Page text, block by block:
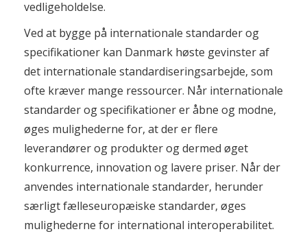
vedligeholdelse.
Ved at bygge på internationale standarder og
specifikationer kan Danmark høste gevinster af
det internationale standardiseringsarbejde, som
ofte kræver mange ressourcer. Når internationale
standarder og specifikationer er åbne og modne,
øges mulighederne for, at der er flere
leverandører og produkter og dermed øget
konkurrence, innovation og lavere priser. Når der
anvendes internationale standarder, herunder
særligt fælleseuropæiske standarder, øges
mulighederne for international interoperabilitet.